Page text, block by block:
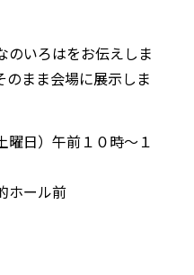
のいろはをお伝えしま
のまま会場に展示しま
日）午前１０時～１
ホール前